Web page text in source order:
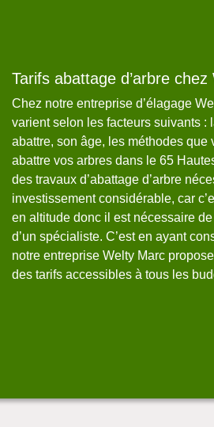
Tarifs abattage d’arbre
Chez notre entreprise d’élagage
varient selon les facteurs suivants :
abattre, son âge, les méthodes que
abattre vos arbres dans le 65
des travaux d’abattage d’arbre
investissement considérable, car
en altitude donc il est nécessaire
d’un spécialiste. C’est en ayant
notre entreprise Welty Marc
des tarifs accessibles à tous les